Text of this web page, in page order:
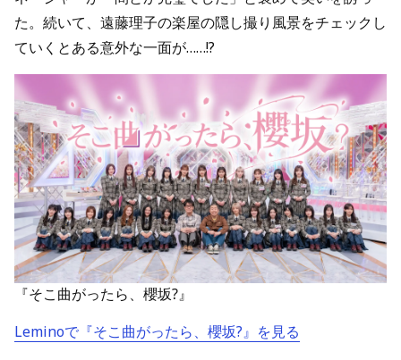
た。続いて、遠藤理子の楽屋の隠し撮り風景をチェックし
ていくとある意外な一面が……!?
『そこ曲がったら、櫻坂?』
Leminoで『そこ曲がったら、櫻坂?』を見る